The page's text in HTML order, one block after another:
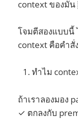
context ของมั
โจมตีสองแบบนี้
context คือคำสั่
ทำไม
ถ้าเราลองมอง
✓ ตกลงกับ